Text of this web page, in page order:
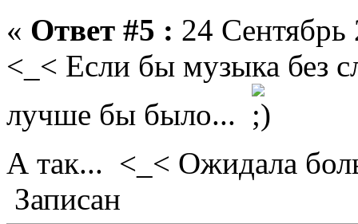
« Ответ #5 : 24
<_< Если бы музыка без
лучше бы было...
А так... <_< Ожидала
Записан